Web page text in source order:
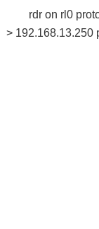
rdr on rl0
> 192.168.13.250